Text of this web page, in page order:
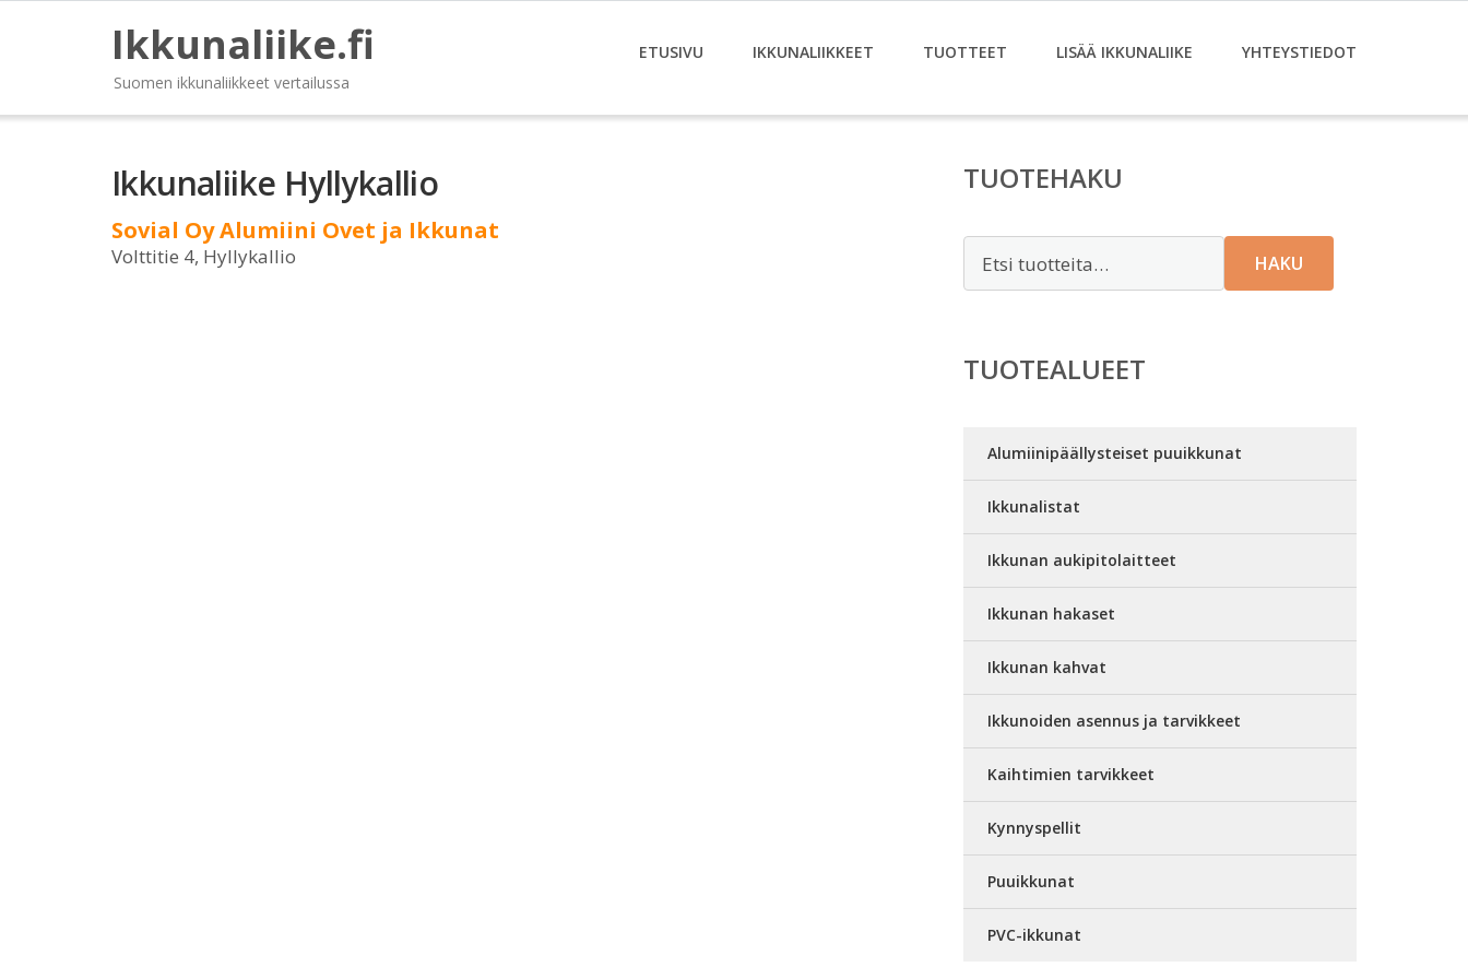
Ikkunaliike.fi
Suomen ikkunaliikkeet vertailussa
ETUSIVU IKKUNALIIKKEET TUOTTEET LISÄÄ IKKUNALIIKE YHTEYSTIEDOT
Ikkunaliike Hyllykallio
Sovial Oy Alumiini Ovet ja Ikkunat
Volttitie 4, Hyllykallio
TUOTEHAKU
HAKU
TUOTEALUEET
Alumiinipäällysteiset puuikkunat
Ikkunalistat
Ikkunan aukipitolaitteet
Ikkunan hakaset
Ikkunan kahvat
Ikkunoiden asennus ja tarvikkeet
Kaihtimien tarvikkeet
Kynnyspellit
Puuikkunat
PVC-ikkunat